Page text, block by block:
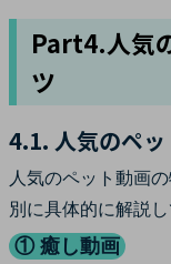
Part4.人気
ツ
4.1. 人気のペ
人気のペット動画
別に具体的に解説し
① 癒し動画